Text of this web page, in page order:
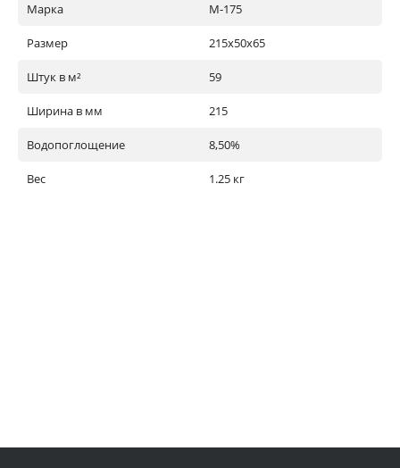
Марка М-175
Размер 215х50х65
Штук в м² 59
Ширина в мм 215
Водопоглощение 8,50%
Вес 1.25 кг